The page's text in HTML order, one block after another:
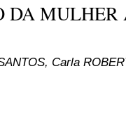
DA MULHER
Carla